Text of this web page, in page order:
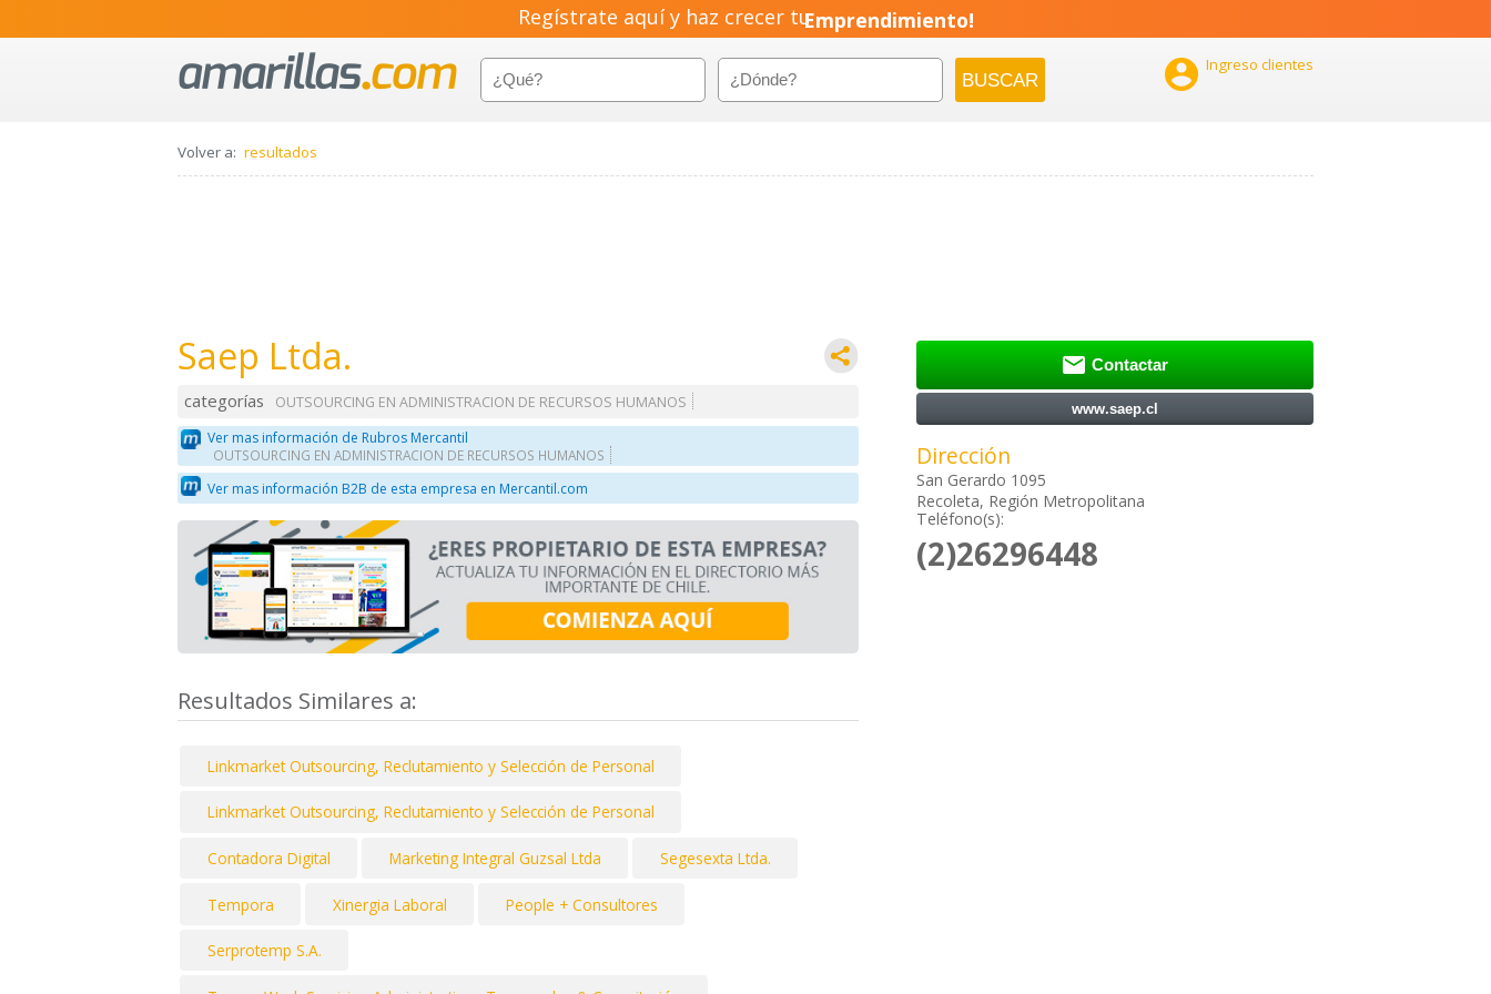
Regístrate aquí y haz crecer tuEmprendimiento!
 Ingreso clientes
Volver a: resultados
Saep Ltda.
categorías
OUTSOURCING EN ADMINISTRACION DE RECURSOS HUMANOS
Ver mas información de Rubros Mercantil
OUTSOURCING EN ADMINISTRACION DE RECURSOS HUMANOS
Ver mas información B2B de esta empresa en Mercantil.com
Resultados Similares a:
Linkmarket Outsourcing, Reclutamiento y Selección de Personal
Linkmarket Outsourcing, Reclutamiento y Selección de Personal
Contadora Digital Marketing Integral Guzsal Ltda Segesexta Ltda.
Tempora Xinergia Laboral People + Consultores
Serprotemp S.A.
 Contactar
www.saep.cl
Dirección
San Gerardo 1095
Recoleta, Región Metropolitana
Teléfono(s):
(2)26296448